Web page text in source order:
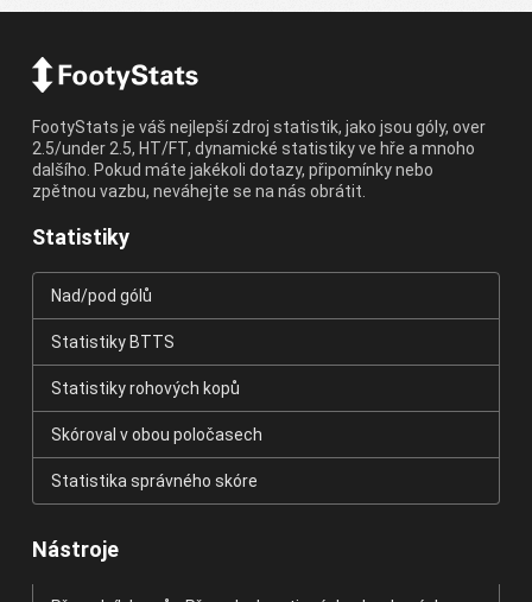
FootyStats je váš nejlepší zdroj statistik, jako jsou góly, over
2.5/under 2.5, HT/FT, dynamické statistiky ve hře a mnoho
dalšího. Pokud máte jakékoli dotazy, připomínky nebo
zpětnou vazbu, neváhejte se na nás obrátit.
Statistiky
Nad/pod gólů
Statistiky BTTS
Statistiky rohových kopů
Skóroval v obou poločasech
Statistika správného skóre
Nástroje